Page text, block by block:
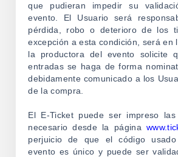
que pudieran impedir su
evento. El Usuario será
pérdida, robo o deterioro de los
excepción a esta condición, será en
la productora del evento solicite
entradas se haga de forma
debidamente comunicado a los
de la compra.
El E-Ticket puede ser impreso
necesario desde la página
perjuicio de que el código
evento es único y puede ser